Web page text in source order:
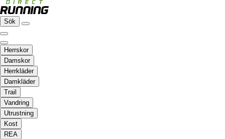
Sök
Herrskor
Damskor
Herrkläder
Damkläder
Trail
Vandring
Utrustning
Kost
REA